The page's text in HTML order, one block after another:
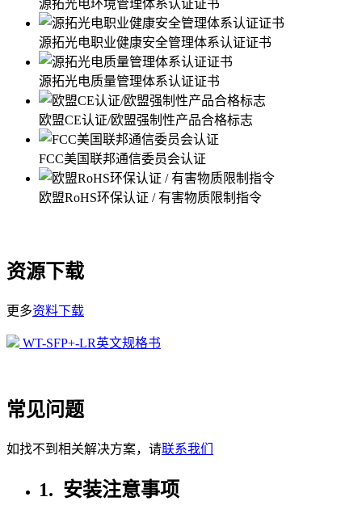
源拓光电环境管理体系认证证书
源拓光电职业健康安全管理体系认证证书
源拓光电质量管理体系认证证书
欧盟CE认证/欧盟强制性产品合格标志
FCC美国联邦通信委员会认证
欧盟RoHS环保认证 / 有害物质限制指令
资源下载
更多资料下载
WT-SFP+-LR英文规格书
常见问题
如找不到相关解决方案，请联系我们
1. 安装注意事项